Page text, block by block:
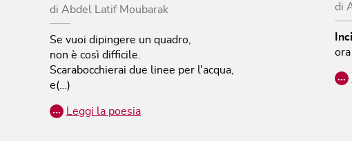
di Abdel Latif Moubarak
Se vuoi dipingere un quadro,
non è così difficile.
Scarabocchierai due linee per l'acqua,
e(…)
… Leggi la poesia
di
…